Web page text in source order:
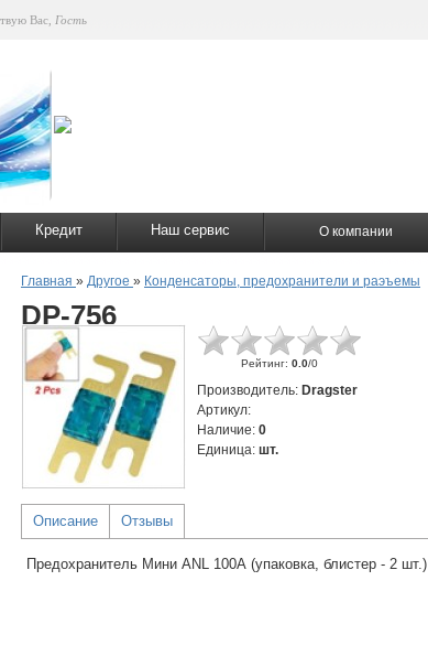
Вас Гость
Кредит Наш сервис О компании
Главная » Другое » Конденсаторы, предохранители и раэъемы
DP-756
Рейтинг: 0.0/0
Производитель: Dragster
Артикул:
Наличие: 0
Единица: шт.
Описание Отзывы
Предохранитель Мини ANL 100А (упаковка, блистер - 2 шт.)